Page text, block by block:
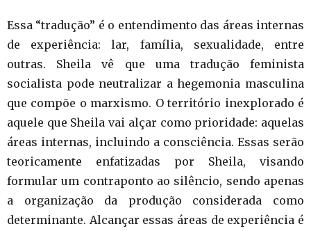
Essa “tradução” é o entendimento das áreas internas
de experiência: lar, família, sexualidade, entre
outras. Sheila vê que uma tradução feminista
socialista pode neutralizar a hegemonia masculina
que compõe o marxismo. O território inexplorado é
aquele que Sheila vai alçar como prioridade: aquelas
áreas internas, incluindo a consciência. Essas serão
teoricamente enfatizadas por Sheila, visando
formular um contraponto ao silêncio, sendo apenas
a organização da produção considerada como
determinante. Alcançar essas áreas de experiência é